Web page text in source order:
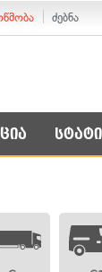
ძებნა